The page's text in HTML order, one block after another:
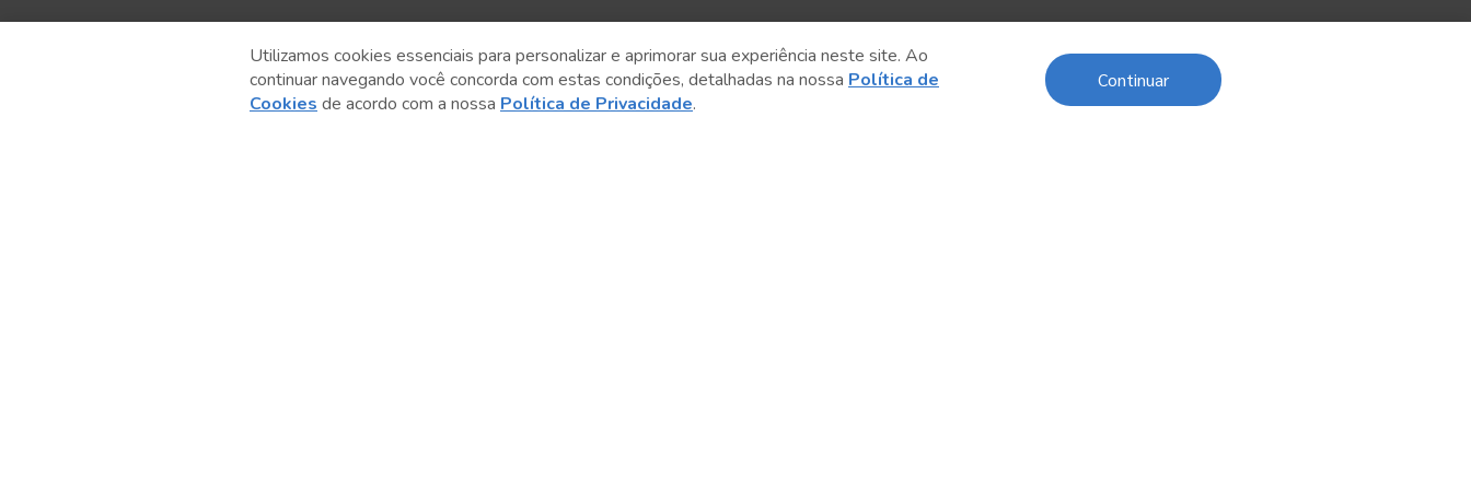
Anterior Próximo post
Utilizamos cookies essenciais para personalizar e aprimorar sua experiência neste site. Ao
continuar navegando você concorda com estas condições, detalhadas na nossa Política de
Cookies de acordo com a nossa Política de Privacidade.
Continuar